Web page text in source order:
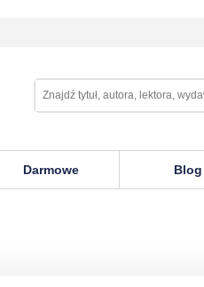
Darmowe Blog